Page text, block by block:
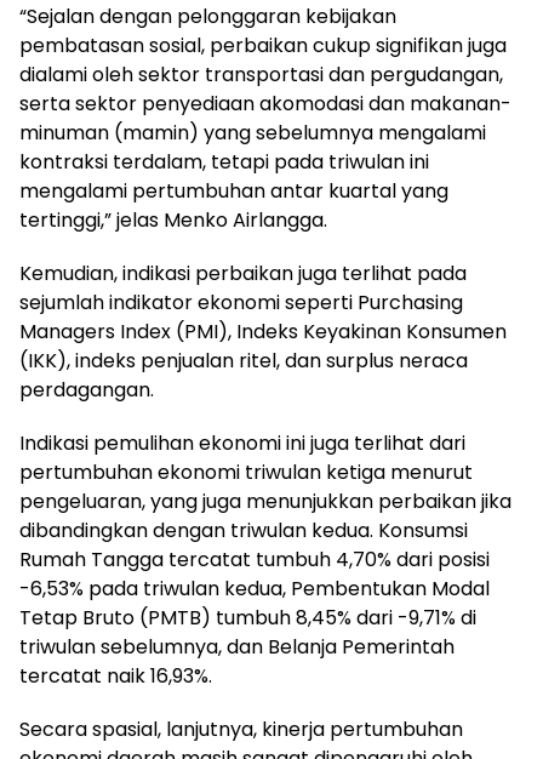
“Sejalan dengan pelonggaran kebijakan
pembatasan sosial, perbaikan cukup signifikan juga
dialami oleh sektor transportasi dan pergudangan,
serta sektor penyediaan akomodasi dan makanan-
minuman (mamin) yang sebelumnya mengalami
kontraksi terdalam, tetapi pada triwulan ini
mengalami pertumbuhan antar kuartal yang
tertinggi,” jelas Menko Airlangga.
Kemudian, indikasi perbaikan juga terlihat pada
sejumlah indikator ekonomi seperti Purchasing
Managers Index (PMI), Indeks Keyakinan Konsumen
(IKK), indeks penjualan ritel, dan surplus neraca
perdagangan.
Indikasi pemulihan ekonomi ini juga terlihat dari
pertumbuhan ekonomi triwulan ketiga menurut
pengeluaran, yang juga menunjukkan perbaikan jika
dibandingkan dengan triwulan kedua. Konsumsi
Rumah Tangga tercatat tumbuh 4,70% dari posisi
-6,53% pada triwulan kedua, Pembentukan Modal
Tetap Bruto (PMTB) tumbuh 8,45% dari -9,71% di
triwulan sebelumnya, dan Belanja Pemerintah
tercatat naik 16,93%.
Secara spasial, lanjutnya, kinerja pertumbuhan